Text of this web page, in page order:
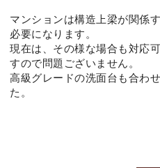
マンションは構造上梁が関係
必要になります。
現在は、その様な場合も対応
すので問題ございません。
高級グレードの洗面台も合わ
た。